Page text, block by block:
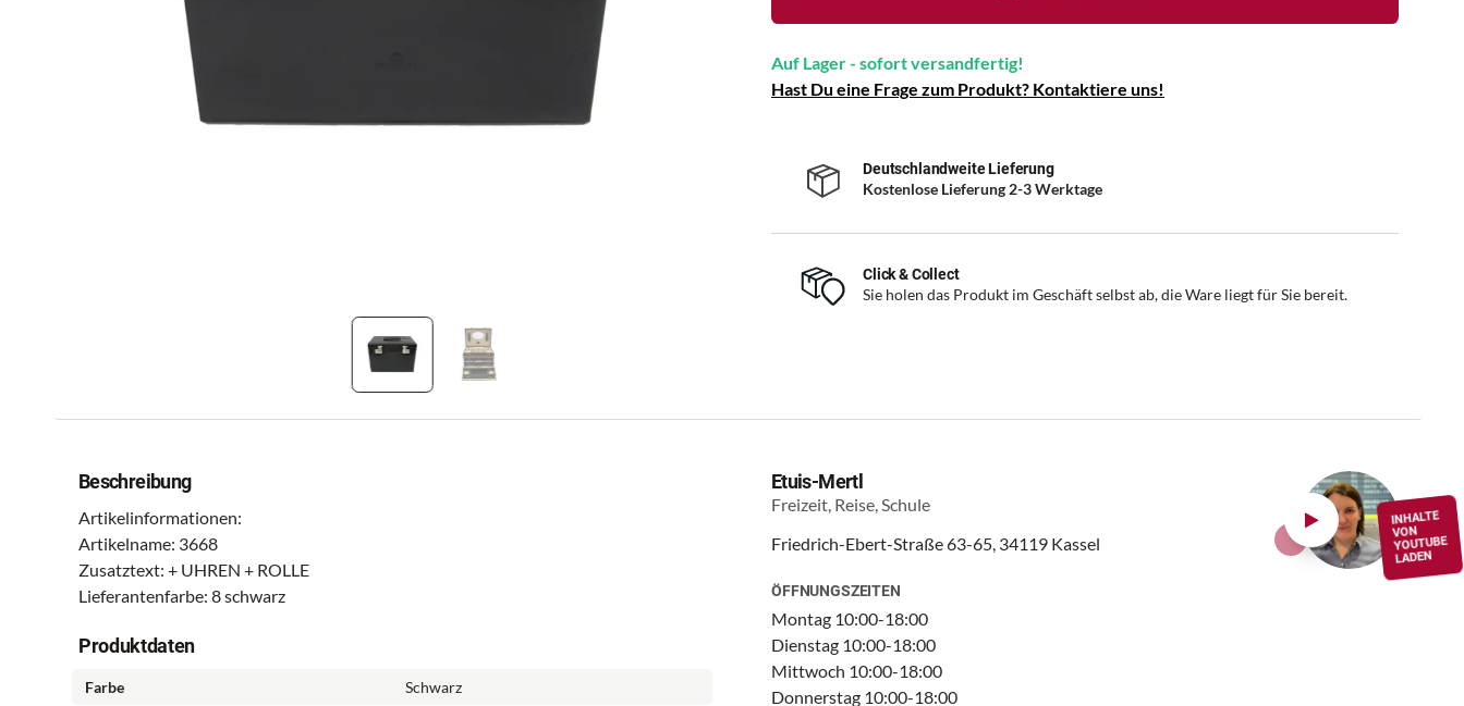
Auf Lager - sofort versandfertig!
Hast Du eine Frage zum Produkt? Kontaktiere uns!
Deutschlandweite Lieferung
Kostenlose Lieferung 2-3 Werktage
Click & Collect
Sie holen das Produkt im Geschäft selbst ab, die Ware liegt für Sie bereit.
Beschreibung
Artikelinformationen:
Artikelname: 3668
Zusatztext: + UHREN + ROLLE
Lieferantenfarbe: 8 schwarz
Produktdaten
Farbe
Schwarz
INHALTE
VON
YOUTUBE
LADEN
Etuis-Mertl
Freizeit, Reise, Schule
Friedrich-Ebert-Straße 63-65, 34119 Kassel
ÖFFNUNGSZEITEN
Montag 10:00-18:00
Dienstag 10:00-18:00
Mittwoch 10:00-18:00
Donnerstag 10:00-18:00